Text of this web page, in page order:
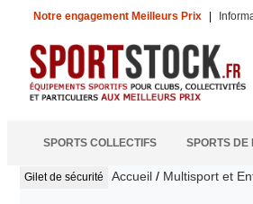
Notre engagement Meilleurs Prix
SPORTS COLLECTIFS SPORTS DE
Gilet de sécurité Accueil / Multisport et